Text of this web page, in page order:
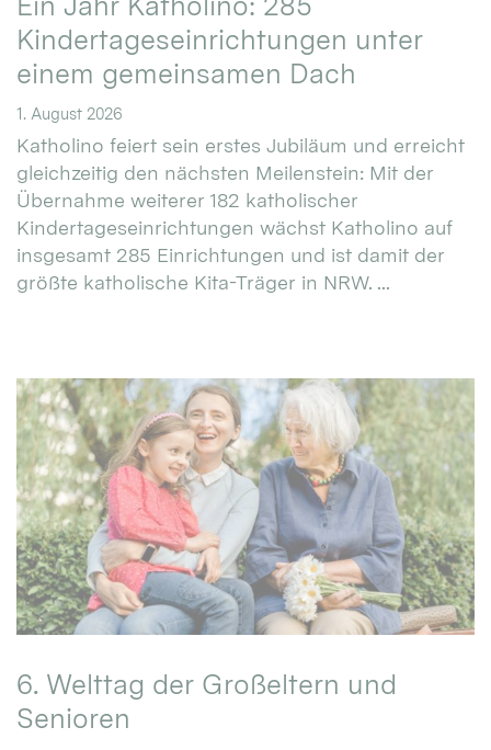
Kindertageseinrichtungen unter
einem gemeinsamen Dach
1. August 2026
Katholino feiert sein erstes Jubiläum und erreicht
gleichzeitig den nächsten Meilenstein: Mit der
Übernahme weiterer 182 katholischer
Kindertageseinrichtungen wächst Katholino auf
insgesamt 285 Einrichtungen und ist damit der
größte katholische Kita-Träger in NRW. ...
6. Welttag der Großeltern und
Senioren